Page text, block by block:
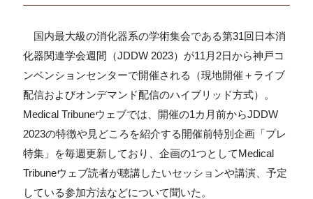
国内最大級の消化器系の学術集会である第31回日本消
化器関連学会週間（JDDW 2023）が11月2日から神戸コ
ンベンションセンターで開催される（現地開催＋ライブ
配信およびオンデマンド配信のハイブリッド方式）。
Medical Tribuneウェブでは、開催の1カ月前からJDDW
2023の特徴や見どころを紹介する開催前特別企画「プレ
特集」を毎週更新しており、企画の1つとしてMedical
Tribuneウェブ読者が聴講したいセッションや講演、予定
している参加方法などについて聞いた。